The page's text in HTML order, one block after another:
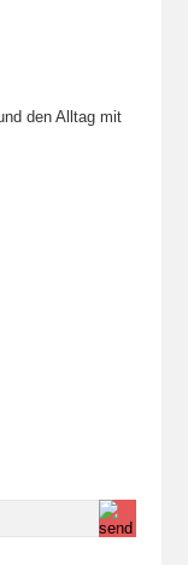
den Alltag mit